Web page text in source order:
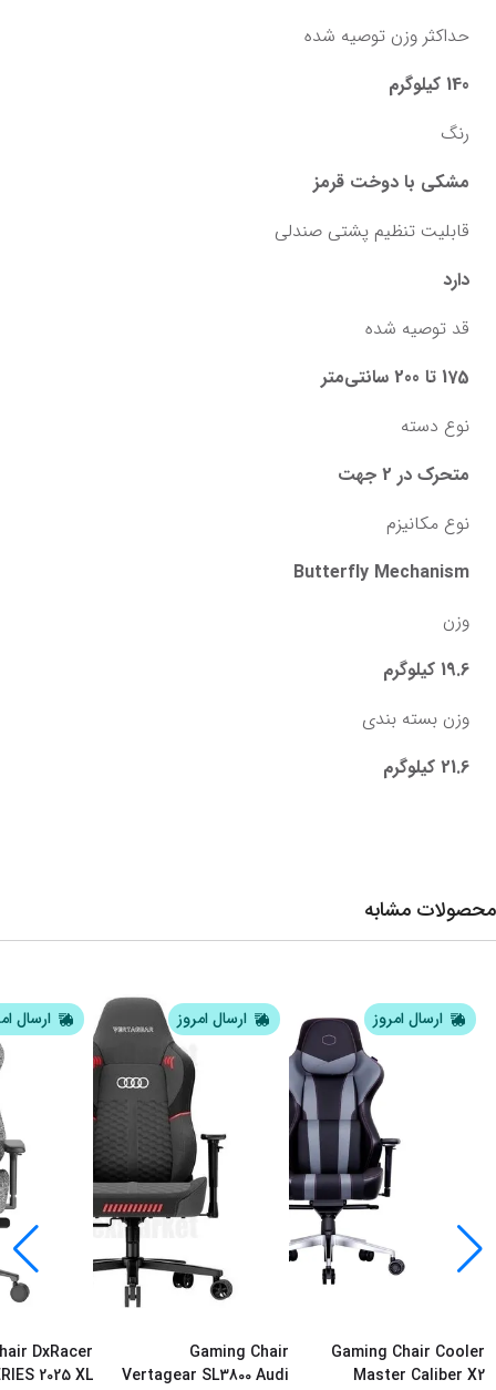
حداکثر وزن توصیه شده
140 کیلوگرم
رنگ
مشکی با دوخت قرمز
قابلیت تنظیم پشتی صندلی
دارد
قد توصیه شده
175 تا 200 سانتی‌متر
نوع دسته
متحرک در 2 جهت
نوع مکانیزم
Butterfly Mechanism
وزن
19.6 کیلوگرم
وزن بسته بندی
21.6 کیلوگرم
محصولات مشابه
ارسال امروز
Gaming Chair Cooler
Master Caliber X2
ارسال امروز
Gaming Chair
Vertagear SL3800 Audi
ارسال
DxRacer
2025 XL